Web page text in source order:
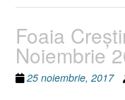
Foaia
Noiembrie
25 noiembrie, 2017